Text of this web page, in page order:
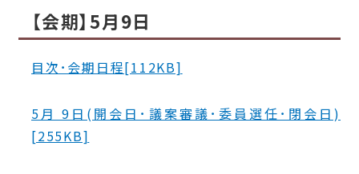
【会期】5月9日
目次･会期日程[112KB]
5月 9日(開会日･議案審議･委員選任･閉会日)
[255KB]